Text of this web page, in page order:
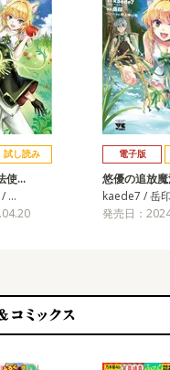
試し読み
使…
/ …
電子版
悠優の追放
kaede7 / 岳
発売日：